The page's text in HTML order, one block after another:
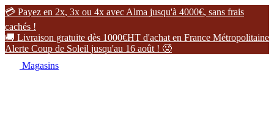
 Payez en 2x, 3x ou 4x avec Alma jusqu'à 4000€, sans frais
cachés !
 Livraison gratuite dès 1000€HT d'achat en France Métropolitaine
Alerte Coup de Soleil jusqu'au 16 août ! 
Magasins